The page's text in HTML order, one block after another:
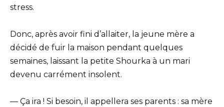
stress.
Donc, après avoir fini d’allaiter, la jeune mère a
décidé de fuir la maison pendant quelques
semaines, laissant la petite Shourka à un mari
devenu carrément insolent.
— Ça ira ! Si besoin, il appellera ses parents : sa mère